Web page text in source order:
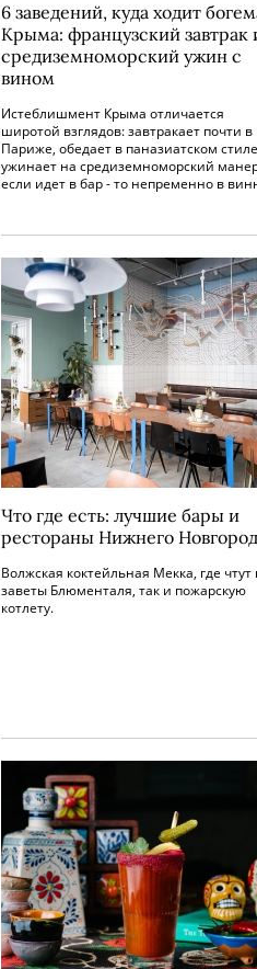
6 заведений, куда ходит
Крыма: французский завтрак
средиземноморский ужин с
вином
Истеблишмент Крыма отличается
широтой взглядов: завтракает почти в
Париже, обедает в паназиатском
ужинает на средиземноморский
если идет в бар - то непременно в
Что где есть: лучшие бары и
рестораны Нижнего
Волжская коктейльная Мекка, где чтут
заветы Блюменталя, так и пожарскую
котлету.